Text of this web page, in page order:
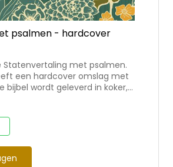
psalmen - hardcover
Statenvertaling met psalmen.
een hardcover omslag met
bijbel wordt geleverd in koker,